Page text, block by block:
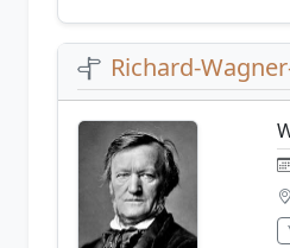
Richard-